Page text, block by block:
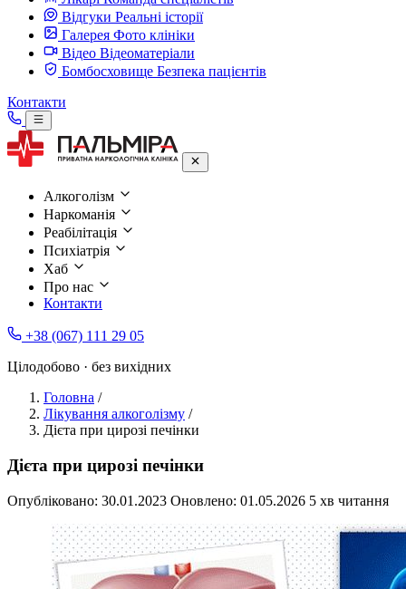
Відгуки Реальні історії
Галерея Фото клініки
Відео Відеоматеріали
Бомбосховище Безпека пацієнтів
Контакти
Алкоголізм
Наркоманія
Реабілітація
Психіатрія
Хаб
Про нас
Контакти
+38 (067) 111 29 05
Цілодобово · без вихідних
Головна /
Лікування алкоголізму /
Дієта при цирозі печінки
Дієта при цирозі печінки
Опубліковано: 30.01.2023 Оновлено: 01.05.2026 5 хв читання